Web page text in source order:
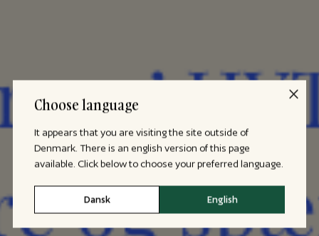
Choose language
It appears that you are visiting the site outside of
Denmark. There is an english version of this page
available. Click below to choose your preferred language.
Dansk English